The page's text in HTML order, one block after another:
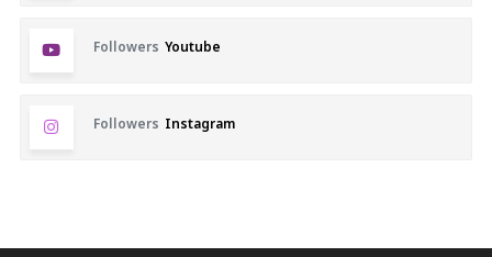
Followers Youtube
Followers Instagram